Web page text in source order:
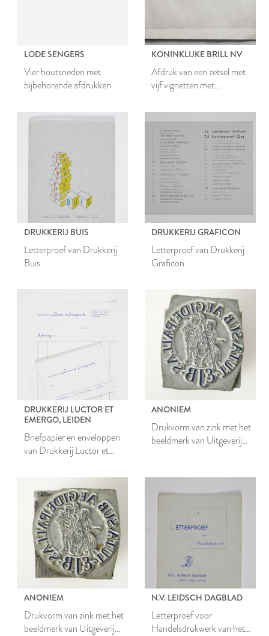
LODE SENGERS
Vier houtsneden met
bijbehorende afdrukken
KONINKLIJKE BRILL NV
Afdruk van een zetsel met
vijf vignetten met
DRUKKERIJ BUIS
Letterproef van Drukkerij
Buis
DRUKKERIJ GRAFICON
Letterproef van Drukkerij
Graficon
DRUKKERIJ LUCTOR ET
EMERGO, LEIDEN
Briefpapier en enveloppen
van Drukkerij Luctor et
ANONIEM
Drukvorm van zink met het
beeldmerk van Uitgeverij
ANONIEM
Drukvorm van zink met het
beeldmerk van Uitgeverij
N.V. LEIDSCH DAGBLAD
Letterproef voor
Handelsdrukwerk van het